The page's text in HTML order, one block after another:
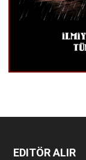
EDITÖR ALIR